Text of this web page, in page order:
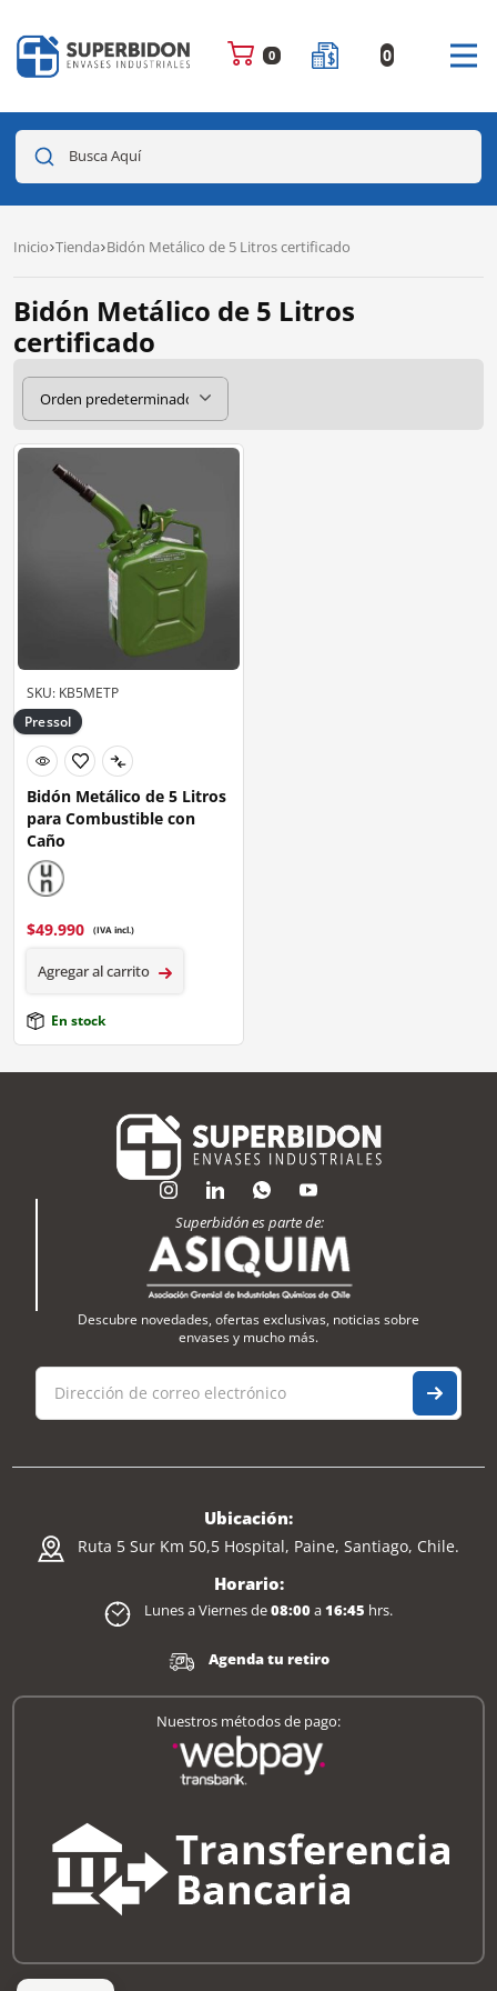
0 0
Busca Aquí
Inicio Tienda Bidón Metálico de 5 Litros certificado
Bidón Metálico de 5 Litros
certificado
SKU: KB5METP
Pressol
Bidón Metálico de 5 Litros
para Combustible con
Caño
$49.990 (IVA incl.)
Agregar al carrito
En stock
Superbidón es parte de:
Descubre novedades, ofertas exclusivas, noticias sobre
envases y mucho más.
Ubicación:
Ruta 5 Sur Km 50,5 Hospital, Paine, Santiago, Chile.
Horario:
Lunes a Viernes de08:00a16:45 hrs.
Agenda tu retiro
Nuestros métodos de pago: